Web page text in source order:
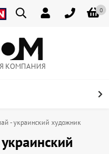
0
КОМПАНИЯ
- украинский художник